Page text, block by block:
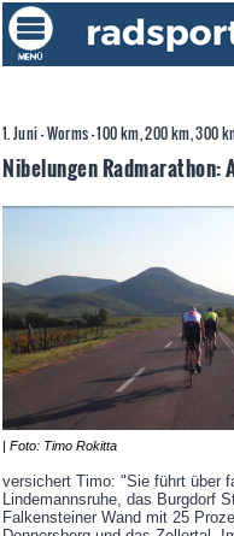
1. Juni - Worms - 100 km, 200 km, 300
Nibelungen
| Foto: Timo Rokitta
versichert Timo: "Sie führt über
Lindemannsruhe, das Burgdorf
Falkensteiner Wand mit 25